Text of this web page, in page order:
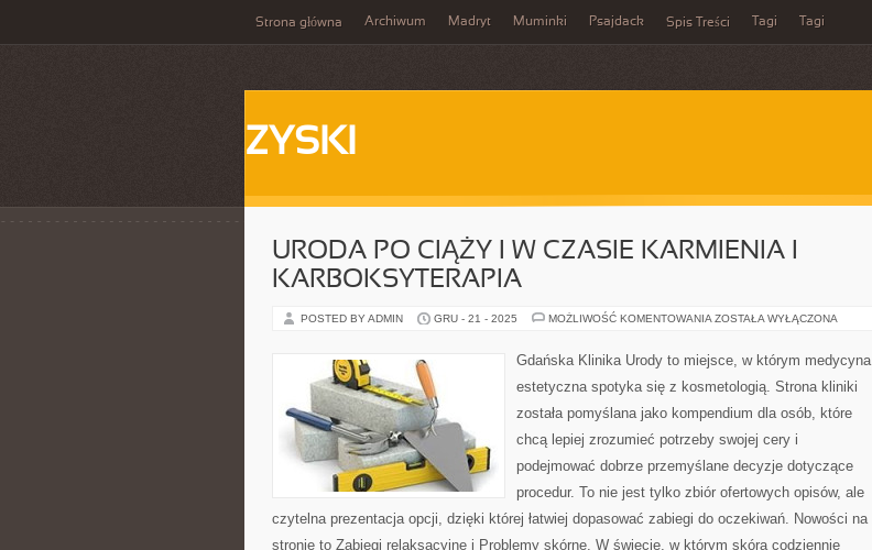
Strona główna Archiwum Madryt Muminki Psajdack Spis Treści Tagi Tagi
ZYSKI
URODA PO CIĄŻY I W CZASIE KARMIENIA I
KARBOKSYTERAPIA
POSTED BY ADMIN GRU - 21 - 2025 MOŻLIWOŚĆ KOMENTOWANIA URODA
W
KARMIENIA
KARBOKSYTERAPIA
ZOSTAŁA WYŁĄCZONA
Gdańska Klinika Urody to miejsce, w którym medycyna
estetyczna spotyka się z kosmetologią. Strona kliniki
została pomyślana jako kompendium dla osób, które
chcą lepiej zrozumieć potrzeby swojej cery i
podejmować dobrze przemyślane decyzje dotyczące
procedur. To nie jest tylko zbiór ofertowych opisów, ale
czytelna prezentacja opcji, dzięki której łatwiej dopasować zabiegi do oczekiwań. Nowości na
stronie to Zabiegi relaksacyjne i Problemy skórne. W świecie, w którym skóra codziennie